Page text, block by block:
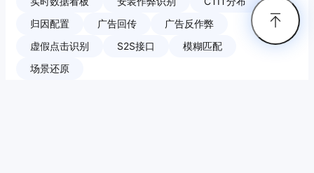
归因配置
广告回传
广告反作弊
虚假点击识别
S2S接口
模糊匹配
场景还原